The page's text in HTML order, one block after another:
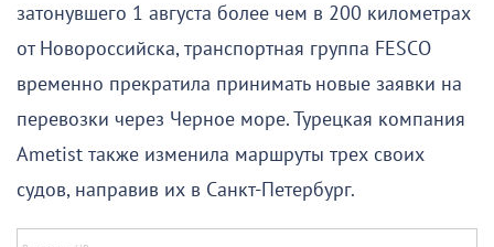
затонувшего 1 августа более чем в 200 километрах
от Новороссийска, транспортная группа FESCO
временно прекратила принимать новые заявки на
перевозки через Черное море. Турецкая компания
Ametist также изменила маршруты трех своих
судов, направив их в Санкт-Петербург.